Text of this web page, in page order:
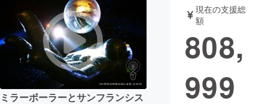
アート・写真 音楽
テクノロジー・ガジェット ゲーム・サ
映像・映画
ミラーボーラーとサンフランシス
現在の支援総
額
808,
999